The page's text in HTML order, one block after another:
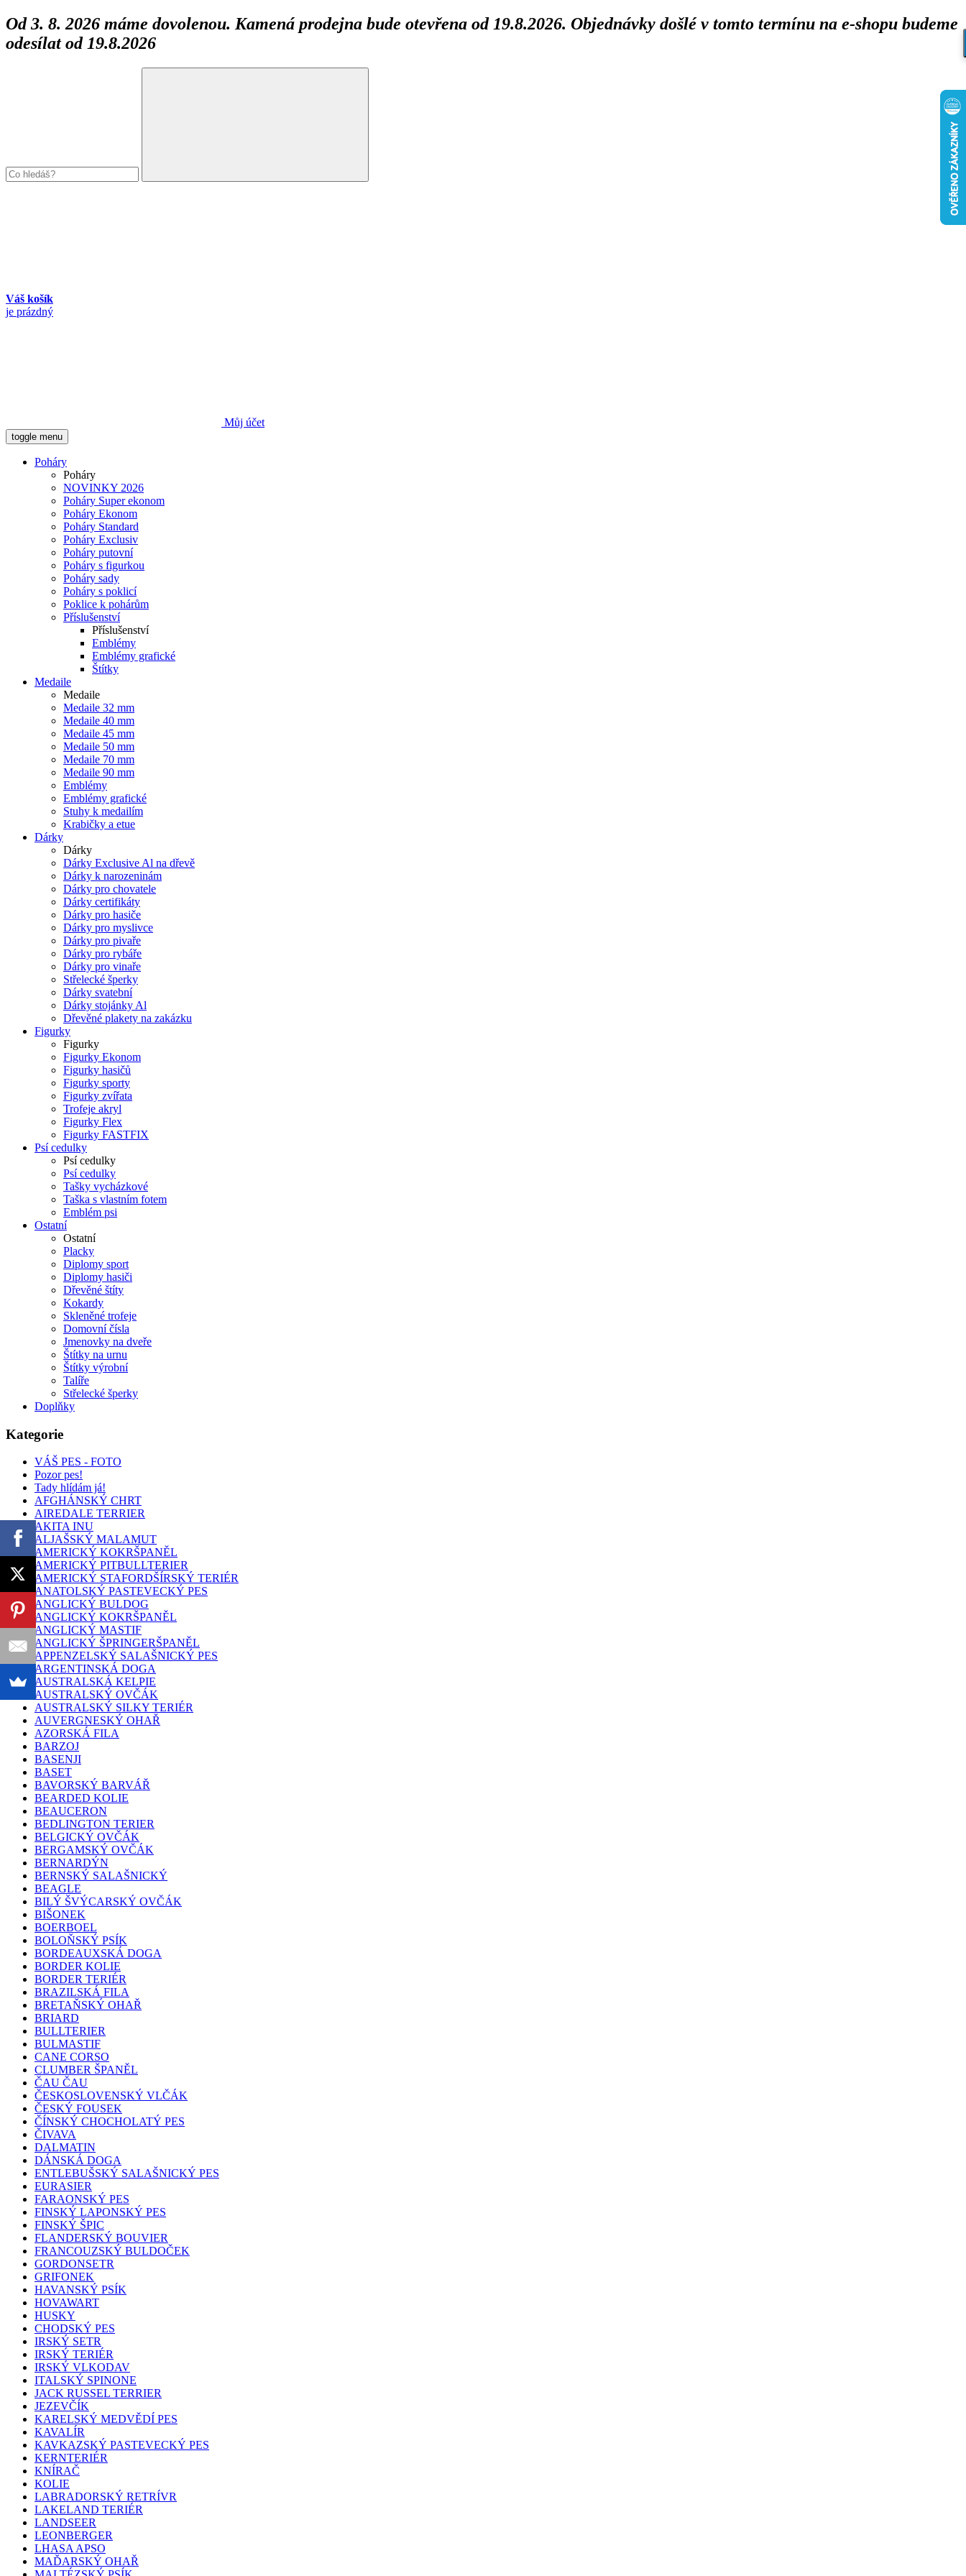
Od 3. 8. 2026 máme dovolenou. Kamená prodejna bude otevřena od 19.8.2026. Objednávky došlé v tomto termínu na e-shopu budeme
odesílat od 19.8.2026
Váš košík
je prázdný
Můj účet
toggle menu
Poháry
Poháry
NOVINKY 2026
Poháry Super ekonom
Poháry Ekonom
Poháry Standard
Poháry Exclusiv
Poháry putovní
Poháry s figurkou
Poháry sady
Poháry s poklicí
Poklice k pohárům
Příslušenství
Příslušenství
Emblémy
Emblémy grafické
Štítky
Medaile
Medaile
Medaile 32 mm
Medaile 40 mm
Medaile 45 mm
Medaile 50 mm
Medaile 70 mm
Medaile 90 mm
Emblémy
Emblémy grafické
Stuhy k medailím
Krabičky a etue
Dárky
Dárky
Dárky Exclusive Al na dřevě
Dárky k narozeninám
Dárky pro chovatele
Dárky certifikáty
Dárky pro hasiče
Dárky pro myslivce
Dárky pro pivaře
Dárky pro rybáře
Dárky pro vinaře
Střelecké šperky
Dárky svatební
Dárky stojánky Al
Dřevěné plakety na zakázku
Figurky
Figurky
Figurky Ekonom
Figurky hasičů
Figurky sporty
Figurky zvířata
Trofeje akryl
Figurky Flex
Figurky FASTFIX
Psí cedulky
Psí cedulky
Psí cedulky
Tašky vycházkové
Taška s vlastním fotem
Emblém psi
Ostatní
Ostatní
Placky
Diplomy sport
Diplomy hasiči
Dřevěné štíty
Kokardy
Skleněné trofeje
Domovní čísla
Jmenovky na dveře
Štítky na urnu
Štítky výrobní
Talíře
Střelecké šperky
Doplňky
Kategorie
VÁŠ PES - FOTO
Pozor pes!
Tady hlídám já!
AFGHÁNSKÝ CHRT
AIREDALE TERRIER
AKITA INU
ALJAŠSKÝ MALAMUT
AMERICKÝ KOKRŠPANĚL
AMERICKÝ PITBULLTERIER
AMERICKÝ STAFORDŠÍRSKÝ TERIÉR
ANATOLSKÝ PASTEVECKÝ PES
ANGLICKÝ BULDOG
ANGLICKÝ KOKRŠPANĚL
ANGLICKÝ MASTIF
ANGLICKÝ ŠPRINGERŠPANĚL
APPENZELSKÝ SALAŠNICKÝ PES
ARGENTINSKÁ DOGA
AUSTRALSKÁ KELPIE
AUSTRALSKÝ OVČÁK
AUSTRALSKÝ SILKY TERIÉR
AUVERGNESKÝ OHAŘ
AZORSKÁ FILA
BARZOJ
BASENJI
BASET
BAVORSKÝ BARVÁŘ
BEARDED KOLIE
BEAUCERON
BEDLINGTON TERIER
BELGICKÝ OVČÁK
BERGAMSKÝ OVČÁK
BERNARDÝN
BERNSKÝ SALAŠNICKÝ
BEAGLE
BILÝ ŠVÝCARSKÝ OVČÁK
BIŠONEK
BOERBOEL
BOLOŇSKÝ PSÍK
BORDEAUXSKÁ DOGA
BORDER KOLIE
BORDER TERIÉR
BRAZILSKÁ FILA
BRETAŇSKÝ OHAŘ
BRIARD
BULLTERIER
BULMASTIF
CANE CORSO
CLUMBER ŠPANĚL
ČAU ČAU
ČESKOSLOVENSKÝ VLČÁK
ČESKÝ FOUSEK
ČÍNSKÝ CHOCHOLATÝ PES
ČIVAVA
DALMATIN
DÁNSKÁ DOGA
ENTLEBUŠSKÝ SALAŠNICKÝ PES
EURASIER
FARAONSKÝ PES
FINSKÝ LAPONSKÝ PES
FINSKÝ ŠPIC
FLANDERSKÝ BOUVIER
FRANCOUZSKÝ BULDOČEK
GORDONSETR
GRIFONEK
HAVANSKÝ PSÍK
HOVAWART
HUSKY
CHODSKÝ PES
IRSKÝ SETR
IRSKÝ TERIÉR
IRSKÝ VLKODAV
ITALSKÝ SPINONE
JACK RUSSEL TERRIER
JEZEVČÍK
KARELSKÝ MEDVĚDÍ PES
KAVALÍR
KAVKAZSKÝ PASTEVECKÝ PES
KERNTERIÉR
KNÍRAČ
KOLIE
LABRADORSKÝ RETRÍVR
LAKELAND TERIÉR
LANDSEER
LEONBERGER
LHASA APSO
MAĎARSKÝ OHAŘ